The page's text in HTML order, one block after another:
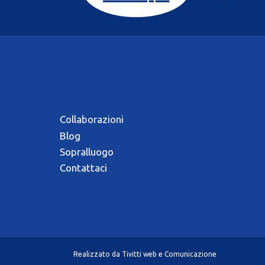
Collaborazioni
Blog
Sopralluogo
Contattaci
Realizzato da Tivitti web e Comunicazione